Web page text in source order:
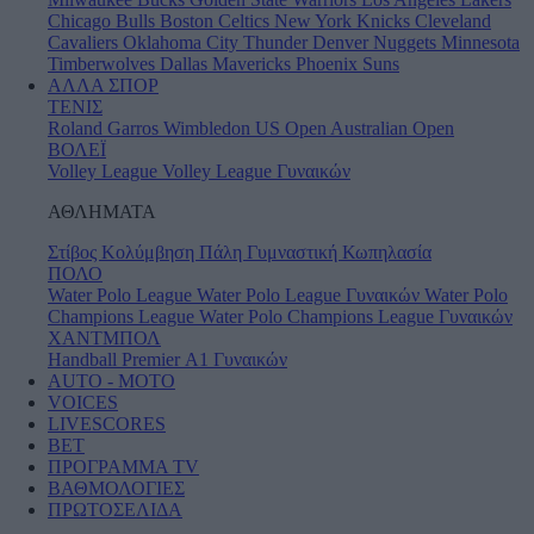
Chicago Bulls Boston Celtics New York Knicks Cleveland
Cavaliers Oklahoma City Thunder Denver Nuggets Minnesota
Timberwolves Dallas Mavericks Phoenix Suns
ΑΛΛΑ ΣΠΟΡ
ΤΕΝΙΣ
Roland Garros Wimbledon US Open Australian Open
ΒΟΛΕΪ
Volley League Volley League Γυναικών
ΑΘΛΗΜΑΤΑ
Στίβος Κολύμβηση Πάλη Γυμναστική Κωπηλασία
ΠΟΛΟ
Water Polo League Water Polo League Γυναικών Water Polo
Champions League Water Polo Champions League Γυναικών
ΧΑΝΤΜΠΟΛ
Handball Premier Α1 Γυναικών
AUTO - MOTO
VOICES
LIVESCORES
BET
ΠΡΟΓΡΑΜΜΑ TV
ΒΑΘΜΟΛΟΓΙΕΣ
ΠΡΩΤΟΣΕΛΙΔΑ